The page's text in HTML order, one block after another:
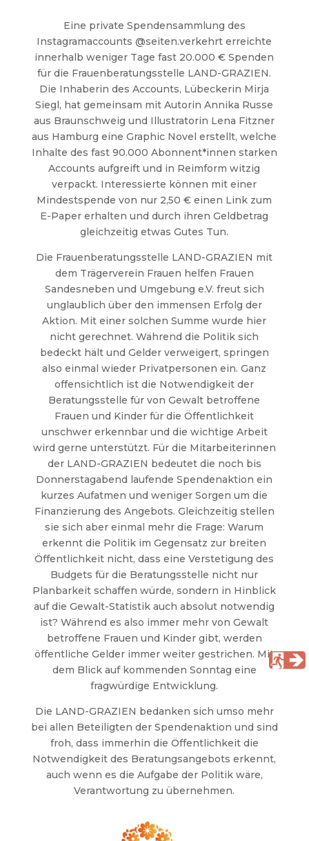
Eine private Spendensammlung des
Instagramaccounts @seiten.verkehrt erreichte
innerhalb weniger Tage fast 20.000 € Spenden
für die Frauenberatungsstelle LAND-GRAZIEN.
Die Inhaberin des Accounts, Lübeckerin Mirja
Siegl, hat gemeinsam mit Autorin Annika Russe
aus Braunschweig und Illustratorin Lena Fitzner
aus Hamburg eine Graphic Novel erstellt, welche
Inhalte des fast 90.000 Abonnent*innen starken
Accounts aufgreift und in Reimform witzig
verpackt. Interessierte können mit einer
Mindestspende von nur 2,50 € einen Link zum
E-Paper erhalten und durch ihren Geldbetrag
gleichzeitig etwas Gutes Tun.
Die Frauenberatungsstelle LAND-GRAZIEN mit
dem Trägerverein Frauen helfen Frauen
Sandesneben und Umgebung e.V. freut sich
unglaublich über den immensen Erfolg der
Aktion. Mit einer solchen Summe wurde hier
nicht gerechnet. Während die Politik sich
bedeckt hält und Gelder verweigert, springen
also einmal wieder Privatpersonen ein. Ganz
offensichtlich ist die Notwendigkeit der
Beratungsstelle für von Gewalt betroffene
Frauen und Kinder für die Öffentlichkeit
unschwer erkennbar und die wichtige Arbeit
wird gerne unterstützt. Für die Mitarbeiterinnen
der LAND-GRAZIEN bedeutet die noch bis
Donnerstagabend laufende Spendenaktion ein
kurzes Aufatmen und weniger Sorgen um die
Finanzierung des Angebots. Gleichzeitig stellen
sie sich aber einmal mehr die Frage: Warum
erkennt die Politik im Gegensatz zur breiten
Öffentlichkeit nicht, dass eine Verstetigung des
Budgets für die Beratungsstelle nicht nur
Planbarkeit schaffen würde, sondern in Hinblick
auf die Gewalt-Statistik auch absolut notwendig
ist? Während es also immer mehr von Gewalt
betroffene Frauen und Kinder gibt, werden
öffentliche Gelder immer weiter gestrichen. Mit
dem Blick auf kommenden Sonntag eine
fragwürdige Entwicklung.
Die LAND-GRAZIEN bedanken sich umso mehr
bei allen Beteiligten der Spendenaktion und sind
froh, dass immerhin die Öffentlichkeit die
Notwendigkeit des Beratungsangebots erkennt,
auch wenn es die Aufgabe der Politik wäre,
Verantwortung zu übernehmen.